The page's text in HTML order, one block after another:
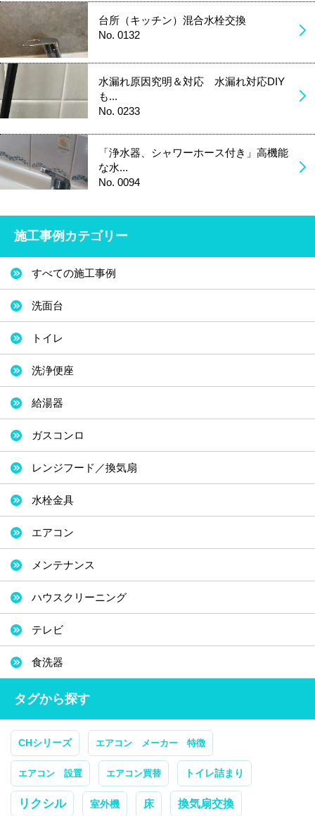
台所（キッチン）混合水栓交換
No. 0132
水漏れ原因究明＆対応 水漏れ対応DIY
も...
No. 0233
「浄水器、シャワーホース付き」高機能
な水...
No. 0094
施工事例カテゴリー
すべての施工事例
洗面台
トイレ
洗浄便座
給湯器
ガスコンロ
レンジフード／換気扇
水栓金具
エアコン
メンテナンス
ハウスクリーニング
テレビ
食洗器
タグから探す
CHシリーズ エアコン メーカー 特徴
エアコン 設置 エアコン買替 トイレ詰まり
リクシル 室外機 床 換気扇交換